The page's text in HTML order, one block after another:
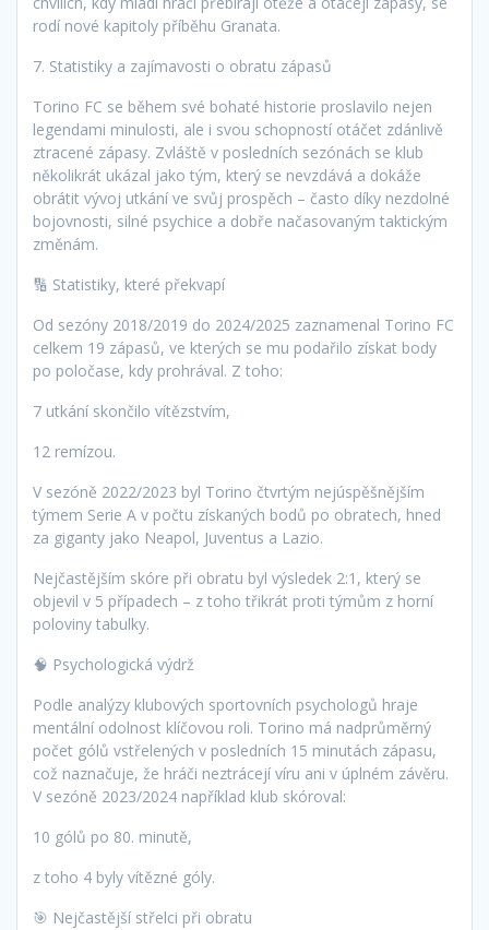
rodí nové kapitoly příběhu Granata.
7. Statistiky a zajímavosti o obratu zápasů
Torino FC se během své bohaté historie proslavilo nejen
legendami minulosti, ale i svou schopností otáčet zdánlivě
ztracené zápasy. Zvláště v posledních sezónách se klub
několikrát ukázal jako tým, který se nevzdává a dokáže
obrátit vývoj utkání ve svůj prospěch – často díky nezdolné
bojovnosti, silné psychice a dobře načasovaným taktickým
změnám.
🔢 Statistiky, které překvapí
Od sezóny 2018/2019 do 2024/2025 zaznamenal Torino FC
celkem 19 zápasů, ve kterých se mu podařilo získat body
po poločase, kdy prohrával. Z toho:
7 utkání skončilo vítězstvím,
12 remízou.
V sezóně 2022/2023 byl Torino čtvrtým nejúspěšnějším
týmem Serie A v počtu získaných bodů po obratech, hned
za giganty jako Neapol, Juventus a Lazio.
Nejčastějším skóre při obratu byl výsledek 2:1, který se
objevil v 5 případech – z toho třikrát proti týmům z horní
poloviny tabulky.
🧠 Psychologická výdrž
Podle analýzy klubových sportovních psychologů hraje
mentální odolnost klíčovou roli. Torino má nadprůměrný
počet gólů vstřelených v posledních 15 minutách zápasu,
což naznačuje, že hráči neztrácejí víru ani v úplném závěru.
V sezóně 2023/2024 například klub skóroval:
10 gólů po 80. minutě,
z toho 4 byly vítězné góly.
🎯 Nejčastější střelci při obratu